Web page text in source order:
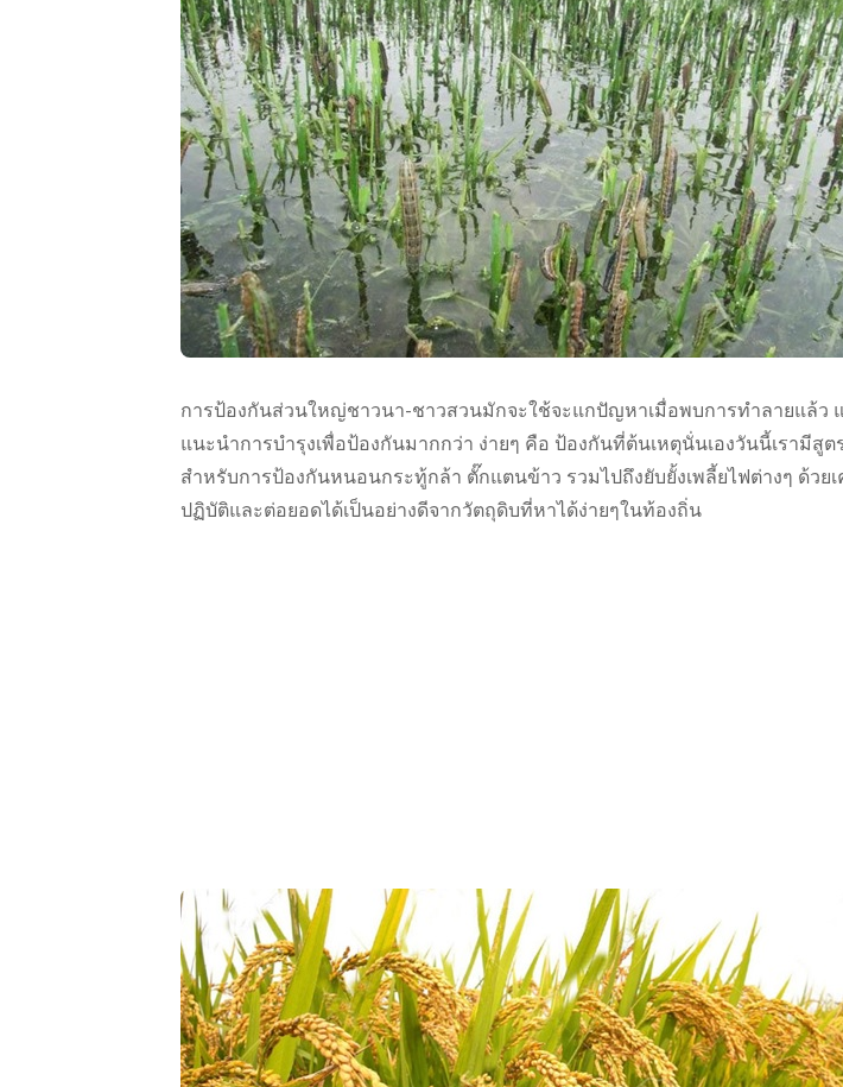
การป้องกันส่วนใหญ่ชาวนา-ชาวสวนมักจะใช้จะแกปัญหาเมื่อพบการทำลายแล้ว
แนะนำการบำรุงเพื่อป้องกันมากกว่า ง่ายๆ คือ ป้องกันที่ต้นเหตุนั่นเองวันนี้เรามีสู
สำหรับการป้องกันหนอนกระทู้กล้า ตั๊กแตนข้าว รวมไปถึงยับยั้งเพลี้ยไฟต่างๆ ด้วย
ปฏิบัติและต่อยอดได้เป็นอย่างดีจากวัตถุดิบที่หาได้ง่ายๆในท้องถิ่น